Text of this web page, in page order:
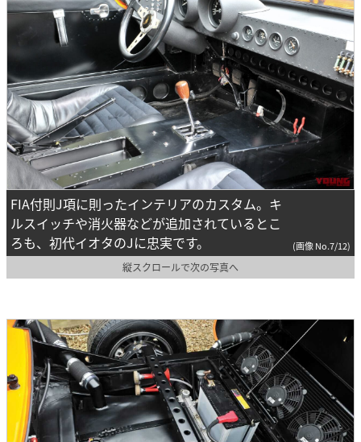
FIA付則J項に則ったインテリアのカスタム。キ
ルスイッチや消火器などが追加されているとこ
ろも、初代イオタのJに忠実です。
(画像 No.7/12)
縦スクロールで次の写真へ